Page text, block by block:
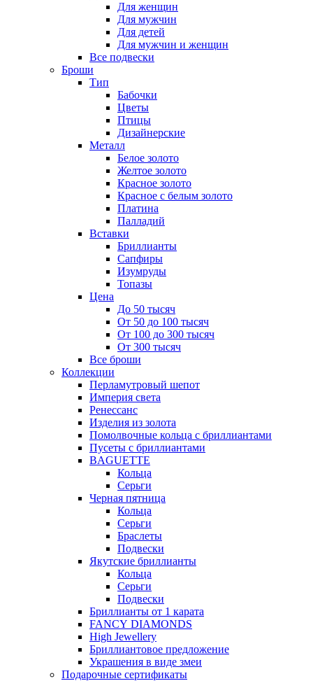
Для женщин
Для мужчин
Для детей
Для мужчин и женщин
Все подвески
Броши
Тип
Бабочки
Цветы
Птицы
Дизайнерские
Металл
Белое золото
Желтое золото
Красное золото
Красное с белым золото
Платина
Палладий
Вставки
Бриллианты
Сапфиры
Изумруды
Топазы
Цена
До 50 тысяч
От 50 до 100 тысяч
От 100 до 300 тысяч
От 300 тысяч
Все броши
Коллекции
Перламутровый шепот
Империя света
Ренессанс
Изделия из золота
Помолвочные кольца с бриллиантами
Пусеты с бриллиантами
BAGUETTE
Кольца
Серьги
Черная пятница
Кольца
Серьги
Браслеты
Подвески
Якутские бриллианты
Кольца
Серьги
Подвески
Бриллианты от 1 карата
FANCY DIAMONDS
High Jewellery
Бриллиантовое предложение
Украшения в виде змеи
Подарочные сертификаты